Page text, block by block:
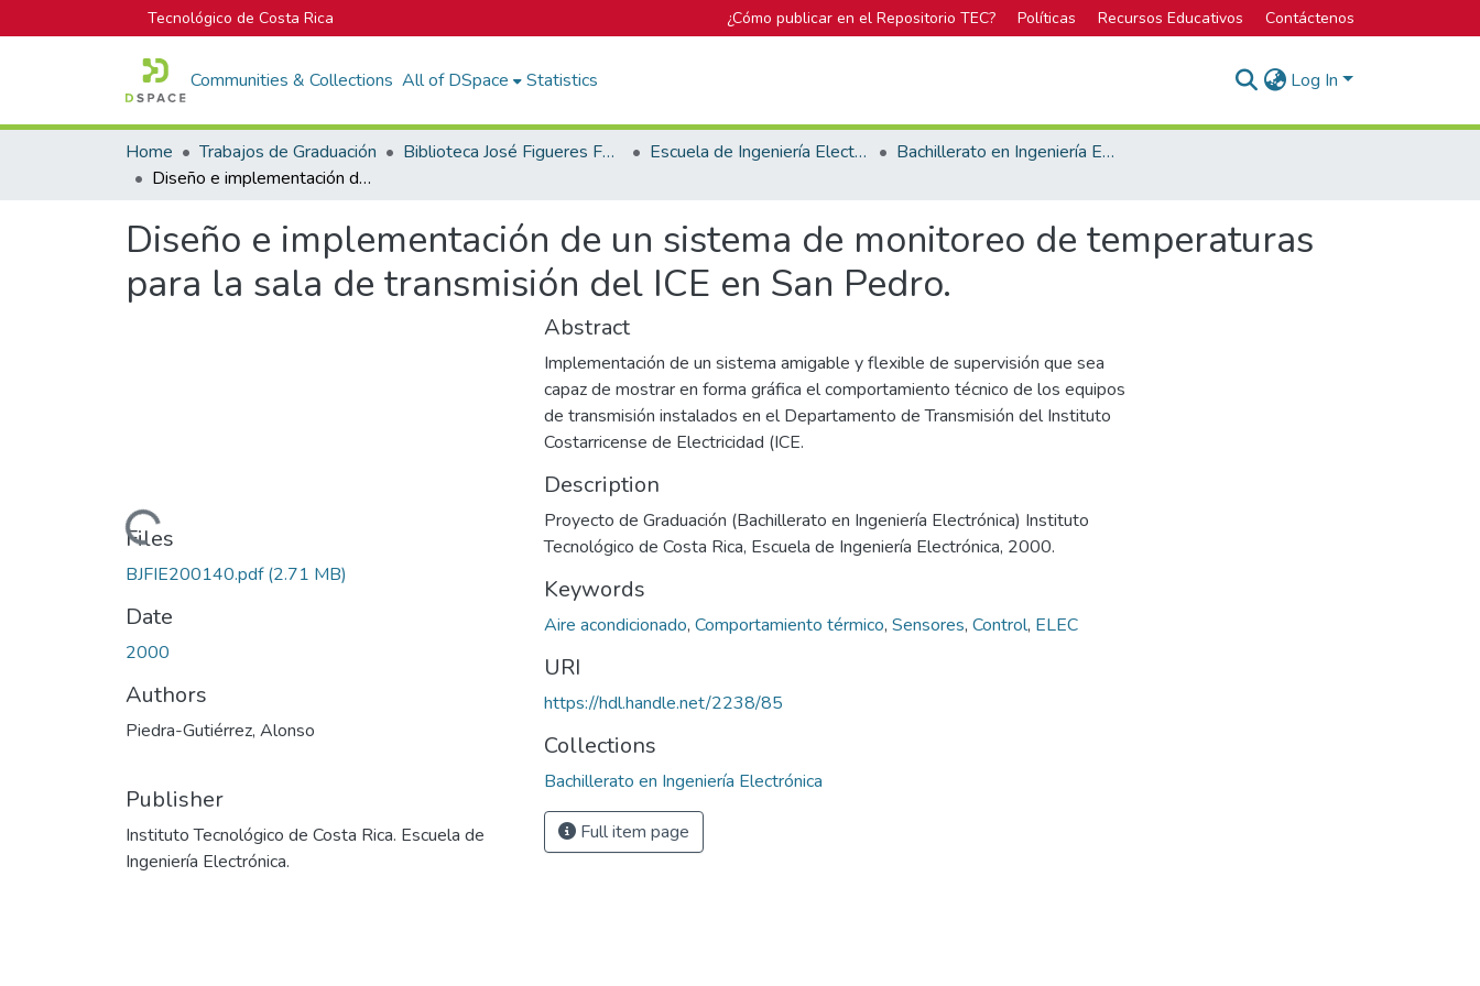
Tecnológico de Costa Rica ¿Cómo publicar en el Repositorio TEC? Políticas Recursos Educativos Contáctenos
Communities & Collections All of DSpace Statistics Log In
Home Trabajos de Graduación Biblioteca José Figueres Ferrer Escuela de Ingeniería Electrónica
Bachillerato en Ingeniería Electrónica
Diseño e implementación de un sistema de monitoreo de temperaturas para la sala de transmisión del ICE en San Pedro.
Diseño e implementación de un sistema de monitoreo de temperaturas
para la sala de transmisión del ICE en San Pedro.
Loading...
Files
BJFIE200140.pdf(2.71 MB)
Date
2000
Authors
Piedra-Gutiérrez, Alonso
Publisher
Instituto Tecnológico de Costa Rica. Escuela de
Ingeniería Electrónica.
Abstract
Implementación de un sistema amigable y flexible de supervisión que sea
capaz de mostrar en forma gráfica el comportamiento técnico de los equipos
de transmisión instalados en el Departamento de Transmisión del Instituto
Costarricense de Electricidad (ICE.
Description
Proyecto de Graduación (Bachillerato en Ingeniería Electrónica) Instituto
Tecnológico de Costa Rica, Escuela de Ingeniería Electrónica, 2000.
Keywords
Aire acondicionado, Comportamiento térmico, Sensores, Control, ELEC
URI
https://hdl.handle.net/2238/85
Collections
Bachillerato en Ingeniería Electrónica
Full item page